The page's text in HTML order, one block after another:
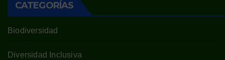
CATEGORÍAS
Biodiversidad
Diversidad Inclusiva